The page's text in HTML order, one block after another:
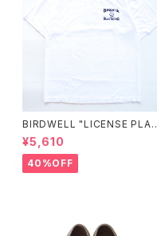
BIRDWELL "LICENSE PLAT
E TEE"
¥5,610
40%OFF